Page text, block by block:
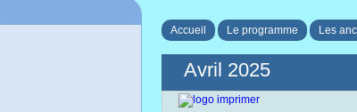
Accueil Le programme Les
Avril 2025